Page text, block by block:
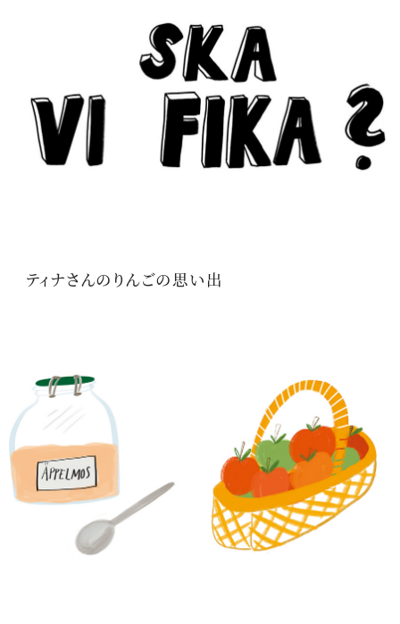
ティナさんのりんごの思い出